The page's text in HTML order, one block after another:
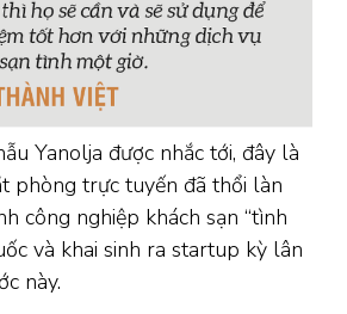
Yanolja được nhắc tới, đây là
phòng trực tuyến đã thổi làn
công nghiệp khách sạn “tình
và khai sinh ra startup kỳ lân
này.